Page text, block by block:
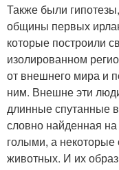
Также были
общины первых
которые построили
изолированном
от внешнего мира и
ним. Внешне эти
длинные спутанные
словно найденная
голыми, а
животных. И их